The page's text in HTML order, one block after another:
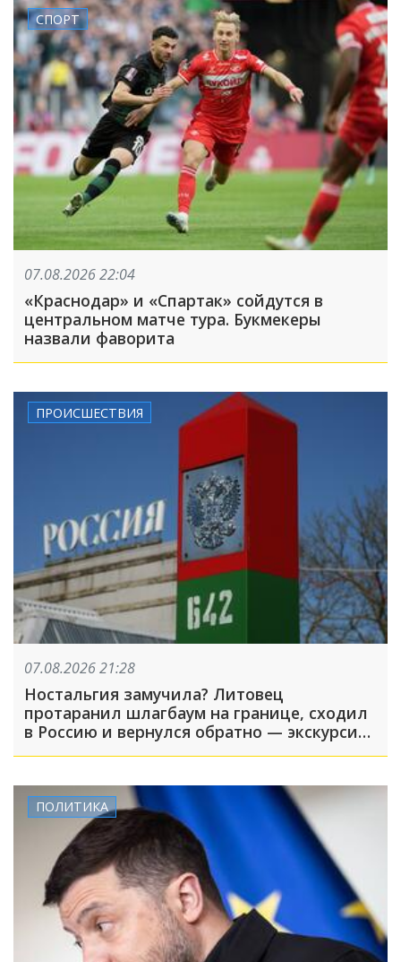
СПОРТ
07.08.2026 22:04
«Краснодар» и «Спартак» сойдутся в
центральном матче тура. Букмекеры
назвали фаворита
ПРОИСШЕСТВИЯ
07.08.2026 21:28
Ностальгия замучила? Литовец
протаранил шлагбаум на границе, сходил
в Россию и вернулся обратно — экскурсия
ПОЛИТИКА